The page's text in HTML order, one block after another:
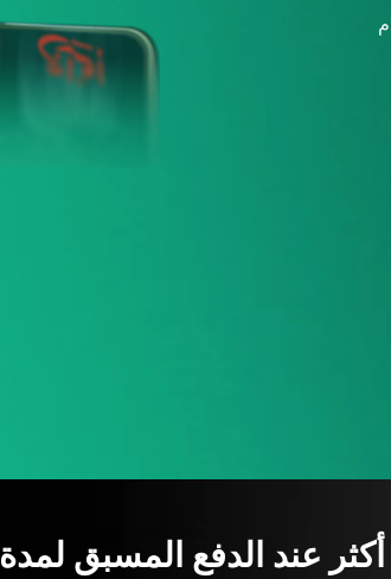
عند الدفع المسبق لمدة 12 شهرًا